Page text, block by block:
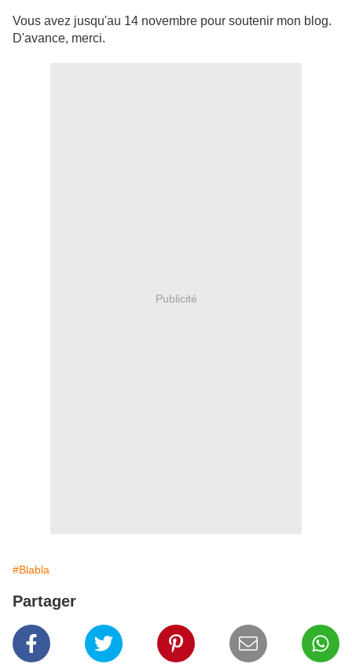
Vous avez jusqu'au 14 novembre pour soutenir mon blog.
D'avance, merci.
Publicité
#Blabla
Partager